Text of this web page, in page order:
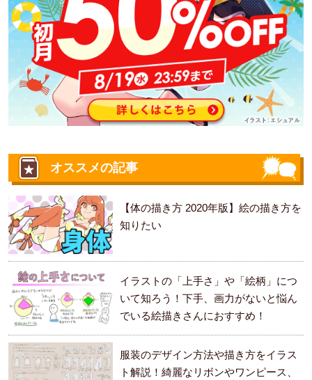
オススメの記事
【体の描き方 2020年版】絵の描き方を
知りたい
イラストの「上手さ」や「絵柄」につ
いて知ろう！下手、画力がないと悩ん
でいる絵描きさんにおすすめ！
服装のデザイン方法や描き方をイラス
ト解説！綺麗なリボンやワンピース、